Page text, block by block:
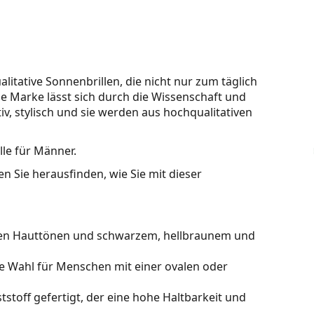
Sonnenbrillen, die nicht nur zum täglich
Marke lässt sich durch die Wissenschaft und
stylisch und sie werden aus hochqualitativen
für Männer.
Sie herausfinden, wie Sie mit dieser
Hauttönen und schwarzem, hellbraunem und
Wahl für Menschen mit einer ovalen oder
gefertigt, der eine hohe Haltbarkeit und